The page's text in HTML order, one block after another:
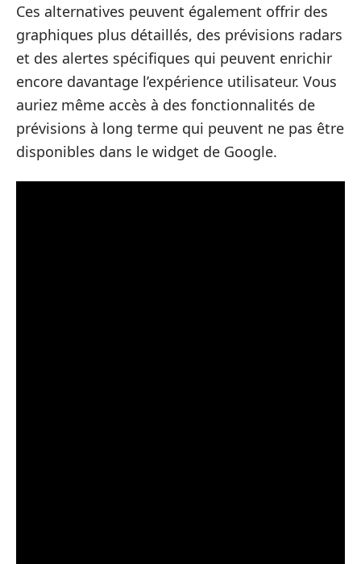
Ces alternatives peuvent également offrir des
graphiques plus détaillés, des prévisions radars
et des alertes spécifiques qui peuvent enrichir
encore davantage l’expérience utilisateur. Vous
auriez même accès à des fonctionnalités de
prévisions à long terme qui peuvent ne pas être
disponibles dans le widget de Google.